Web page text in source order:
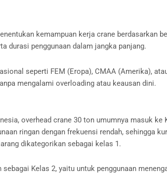
kemampuan kerja crane berdasarkan
durasi penggunaan dalam jangka panjang.
seperti FEM (Eropa), CMAA (Amerika),
mengalami overloading atau keausan dini.
overhead crane 30 ton umumnya masuk
ringan dengan frekuensi rendah, sehingga
dikategorikan sebagai kelas 1.
Kelas 2, yaitu untuk penggunaan